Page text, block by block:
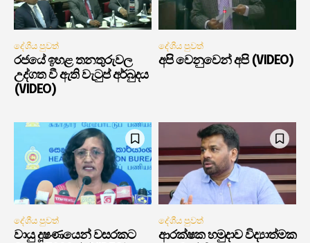
දේශීය පුවත්
රජයේ ඉහළ තනතුරුවල
උද්ගත වී ඇති වැටුප් අර්බුදය
(VIDEO)
දේශීය පුවත්
අපි වෙනුවෙන් අපි (VIDEO)
දේශීය පුවත්
වායු දූෂණයෙන් වසරකට
දේශීය පුවත්
ආරක්ෂක හමුදාව විද්‍යාත්මක